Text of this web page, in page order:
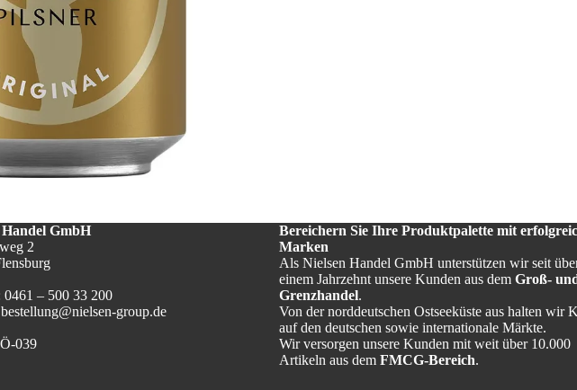
Handel GmbH
2
0461 – 500 33 200
group.de
039
Bereichern Sie Ihre Produktpalette mit
Marken
Als Nielsen Handel GmbH unterstützen wir seit
einem Jahrzehnt unsere Kunden aus dem Groß-
Grenzhandel.
Von der norddeutschen Ostseeküste aus halten wir
auf den deutschen sowie internationale Märkte.
Wir versorgen unsere Kunden mit weit über 10.000
Artikeln aus dem FMCG-Bereich.
Impressum